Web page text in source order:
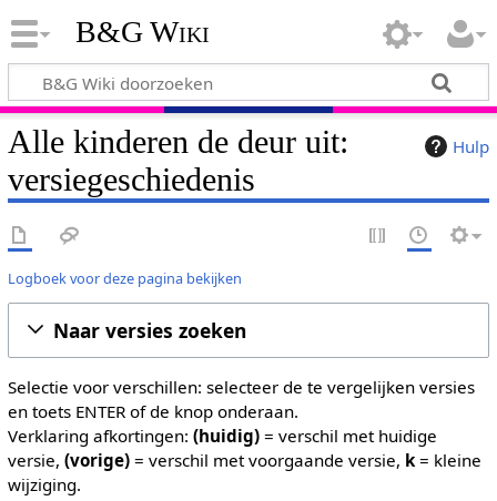
B&G Wiki
Hulp
Alle kinderen de deur uit:
versiegeschiedenis
Logboek voor deze pagina bekijken
Naar versies zoeken
Selectie voor verschillen: selecteer de te vergelijken versies
en toets ENTER of de knop onderaan.
Verklaring afkortingen: (huidig)= verschil met huidige
versie, (vorige)= verschil met voorgaande versie, k= kleine
wijziging.